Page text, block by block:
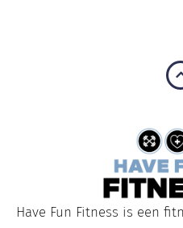
Have Fun Fitness is een